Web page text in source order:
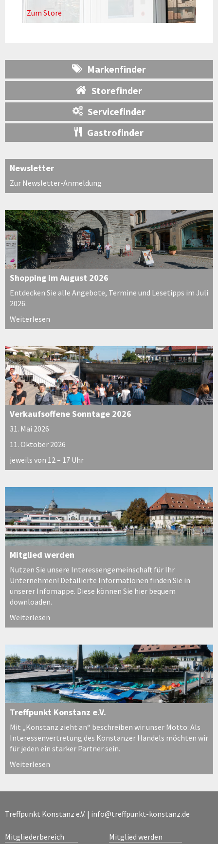
Zum Store
Markenfinder
Storefinder
Servicefinder
Gastrofinder
Newsletter
Zur Newsletter-Anmeldung
Shopping im August 2026
Entdecken Sie alle Angebote, Termine und Lesetipps im Juli
2026.
Weiterlesen
Verkaufsoffene Sonntage 2026
31. Mai 2026
11. Oktober 2026
jeweils von 12 – 17 Uhr
Mitglied werden
Nutzen Sie unsere Interessengemeinschaft für Ihr
Unternehmen! Detailierte Informationen finden Sie in
unserer Infomappe. Diese können Sie hier bequem
downloaden.
Weiterlesen
Treffpunkt Konstanz e.V.
Mit „Konstanz zieht an“ beschreiben wir unser Motto: Als
Interessenvertretung des Konstanzer Handels möchten wir
für jeden ein starker Partner sein.
Weiterlesen
Treffpunkt Konstanz e.V. | info@treffpunkt-konstanz.de
Mitgliederbereich Mitglied werden